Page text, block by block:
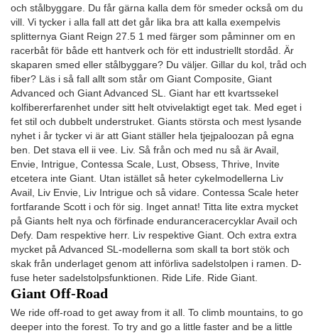
och stålbyggare. Du får gärna kalla dem för smeder också om du
vill. Vi tycker i alla fall att det går lika bra att kalla exempelvis
splitternya Giant Reign 27.5 1 med färger som påminner om en
racerbåt för både ett hantverk och för ett industriellt stordåd. Är
skaparen smed eller stålbyggare? Du väljer. Gillar du kol, tråd och
fiber? Läs i så fall allt som står om Giant Composite, Giant
Advanced och Giant Advanced SL. Giant har ett kvartssekel
kolfibererfarenhet under sitt helt otvivelaktigt eget tak. Med eget i
fet stil och dubbelt understruket. Giants största och mest lysande
nyhet i år tycker vi är att Giant ställer hela tjejpaloozan på egna
ben. Det stava ell ii vee. Liv. Så från och med nu så är Avail,
Envie, Intrigue, Contessa Scale, Lust, Obsess, Thrive, Invite
etcetera inte Giant. Utan istället så heter cykelmodellerna Liv
Avail, Liv Envie, Liv Intrigue och så vidare. Contessa Scale heter
fortfarande Scott i och för sig. Inget annat! Titta lite extra mycket
på Giants helt nya och förfinade enduranceracercyklar Avail och
Defy. Dam respektive herr. Liv respektive Giant. Och extra extra
mycket på Advanced SL-modellerna som skall ta bort stök och
skak från underlaget genom att införliva sadelstolpen i ramen. D-
fuse heter sadelstolpsfunktionen. Ride Life. Ride Giant.
Giant Off-Road
We ride off-road to get away from it all. To climb mountains, to go
deeper into the forest. To try and go a little faster and be a little